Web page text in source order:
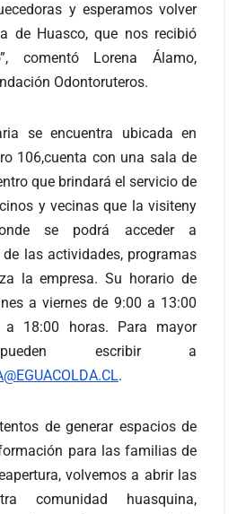
y esperamos volver
de Huasco, que nos recibió
comentó Lorena Álamo,
Odontoruteros.
se encuentra ubicada en
106,cuenta con una sala de
que brindará el servicio de
y vecinas que la visiteny
se podrá acceder a
las actividades, programas
la empresa. Su horario de
a viernes de 9:00 a 13:00
18:00 horas. Para mayor
pueden escribir a
.
de generar espacios de
para las familias de
volvemos a abrir las
comunidad huasquina,